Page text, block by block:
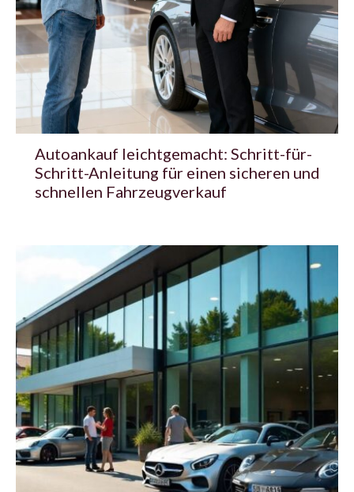
Autoankauf leichtgemacht: Schritt-für-
Schritt-Anleitung für einen sicheren und
schnellen Fahrzeugverkauf